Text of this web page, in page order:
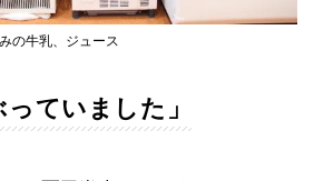
の牛乳、ジュース
っていました」